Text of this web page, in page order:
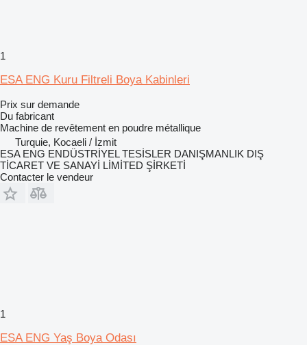
1
ESA ENG Kuru Filtreli Boya Kabinleri
Prix sur demande
Du fabricant
Machine de revêtement en poudre métallique
Turquie, Kocaeli / İzmit
ESA ENG ENDÜSTRİYEL TESİSLER DANIŞMANLIK DIŞ
TİCARET VE SANAYİ LİMİTED ŞİRKETİ
Contacter le vendeur
1
ESA ENG Yaş Boya Odası